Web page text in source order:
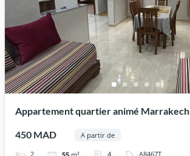
Appartement quartier animé Marrakech
450 MAD A partir de
2 4 A8467T